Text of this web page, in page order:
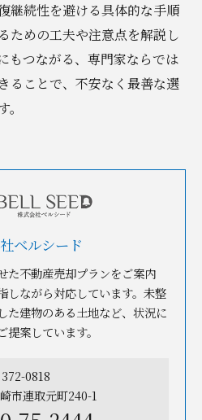
継続性を避ける具体的な手順
ための工夫や注意点を解説し
もつながる、専門家ならでは
ることで、不安なく最善な選
ベルシード
た不動産売却プランをご案内
しながら対応しています。未整
た建物のある土地など、状況に
案しています。
372-0818
市連取元町240-1